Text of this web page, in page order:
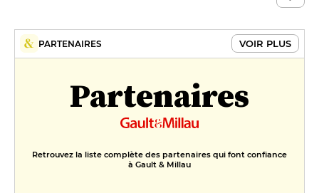
PARTENAIRES VOIR PLUS
Partenaires
Retrouvez la liste complète des partenaires qui font confiance
à Gault & Millau